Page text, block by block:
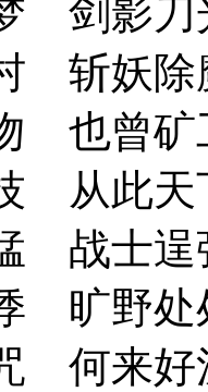
剑影
斩妖
也曾
从此
战士
旷野
何来